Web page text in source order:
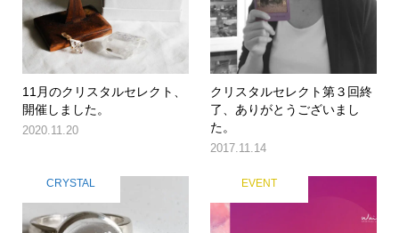
11月のクリスタルセレクト、
開催しました。
2020.11.20
クリスタルセレクト第３回終
了、ありがとうございまし
た。
2017.11.14
CRYSTAL EVENT